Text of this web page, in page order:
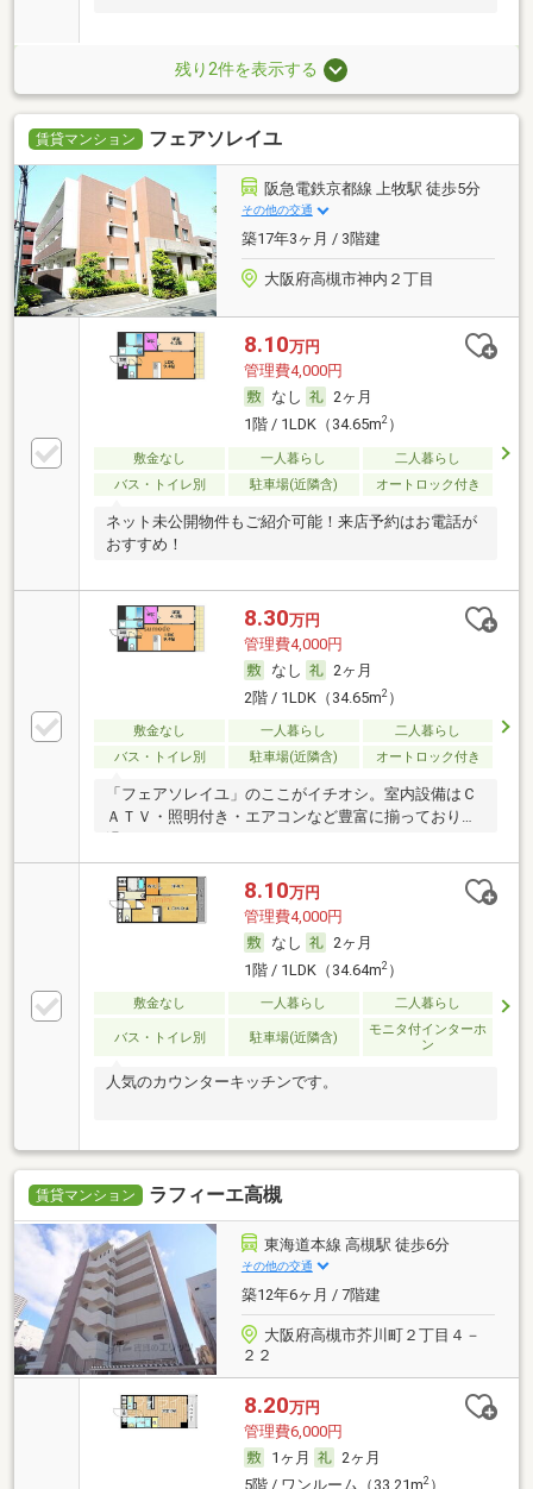
残り2件を表示する
賃貸マンション フェアソレイユ
阪急電鉄京都線 上牧駅 徒歩5分
その他の交通
築17年3ヶ月 / 3階建
大阪府高槻市神内２丁目
8.10万円
管理費4,000円
なし
2ヶ月
1階 / 1LDK（34.65m2）
敷金なし 一人暮らし
二人暮らし
バス・トイレ別
駐車場(近隣含) オートロック付き
ネット未公開物件もご紹介可能！来店予約はお電話が
おすすめ！
8.30万円
管理費4,000円
なし
2ヶ月
2階 / 1LDK（34.65m2）
敷金なし 一人暮らし
二人暮らし
バス・トイレ別
駐車場(近隣含) オートロック付き
「フェアソレイユ」のここがイチオシ。室内設備はＣ
ＡＴＶ・照明付き・エアコンなど豊富に揃っており、
8.10万円
管理費4,000円
なし
2ヶ月
1階 / 1LDK（34.64m2）
敷金なし 一人暮らし 二人暮らし
バス・トイレ別 駐車場(近隣含)
モニタ付インターホ
ン
人気のカウンターキッチンです。
賃貸マンション ラフィーエ高槻
東海道本線 高槻駅 徒歩6分
その他の交通
築12年6ヶ月 / 7階建
大阪府高槻市芥川町２丁目４－
２２
8.20万円
管理費6,000円
1ヶ月
2ヶ月
5階 / ワンルーム（33.21m2）